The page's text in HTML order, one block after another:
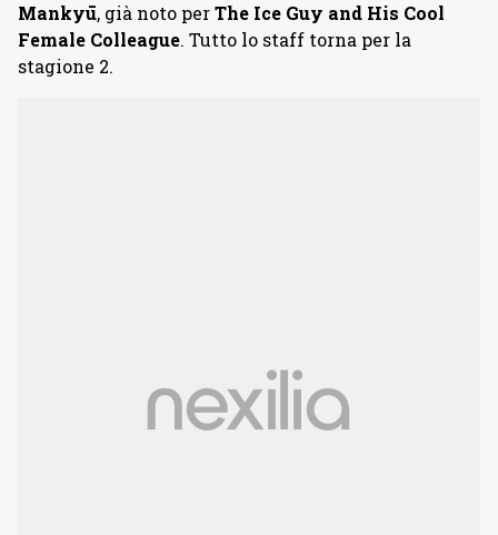
Mankyū, già noto perThe Ice Guy and His Cool
Female Colleague. Tutto lo staff torna per la
stagione 2.